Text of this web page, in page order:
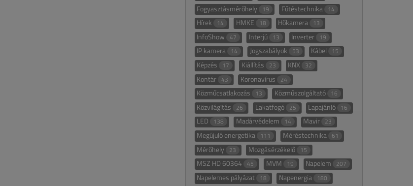
Fogyasztásmérőhely 19 Fűtéstechnika 14
Hírek 14 HMKE 18 Hőkamera 13
InfoShow 47 Interjú 13 Inverter 19
IP kamera 14 Jogszabályok 53 Kábel 15
Képzés 17 Kiállítás 23 KNX 32
Kontár 43 Koronavírus 24
Közműcsatlakozás 13 Közműszolgáltató 16
Közvilágítás 26 Lakatfogó 25 Lapajánló 16
LED 138 Madárvédelem 14 Mavir 23
Megújuló energetika 111 Méréstechnika 61
Mérőhely 23 Mozgásérzékelő 15
MSZ HD 60364 45 MVM 19 Napelem 207
Napelemes pályázat 18 Napenergia 180